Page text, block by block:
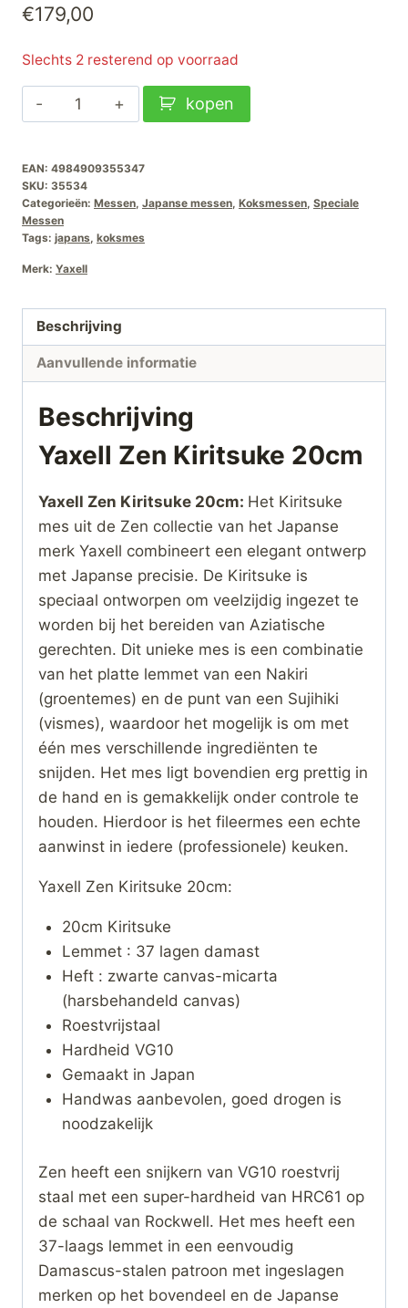
€179,00
Slechts 2 resterend op voorraad
Yaxell
Zen
20cm
aantal
kopen
EAN: 4984909355347
SKU: 35534
Categorieën: Messen, Japanse messen, Koksmessen, Speciale
Messen
Tags: japans, koksmes
Merk: Yaxell
Beschrijving
Aanvullende informatie
Beschrijving
Yaxell Zen Kiritsuke 20cm
Yaxell Zen Kiritsuke 20cm: Het Kiritsuke
mes uit de Zen collectie van het Japanse
merk Yaxell combineert een elegant ontwerp
met Japanse precisie. De Kiritsuke is
speciaal ontworpen om veelzijdig ingezet te
worden bij het bereiden van Aziatische
gerechten. Dit unieke mes is een combinatie
van het platte lemmet van een Nakiri
(groentemes) en de punt van een Sujihiki
(vismes), waardoor het mogelijk is om met
één mes verschillende ingrediënten te
snijden. Het mes ligt bovendien erg prettig in
de hand en is gemakkelijk onder controle te
houden. Hierdoor is het fileermes een echte
aanwinst in iedere (professionele) keuken.
Yaxell Zen Kiritsuke 20cm:
20cm Kiritsuke
Lemmet : 37 lagen damast
Heft : zwarte canvas-micarta
(harsbehandeld canvas)
Roestvrijstaal
Hardheid VG10
Gemaakt in Japan
Handwas aanbevolen, goed drogen is
noodzakelijk
Zen heeft een snijkern van VG10 roestvrij
staal met een super-hardheid van HRC61 op
de schaal van Rockwell. Het mes heeft een
37-laags lemmet in een eenvoudig
Damascus-stalen patroon met ingeslagen
merken op het bovendeel en de Japanse